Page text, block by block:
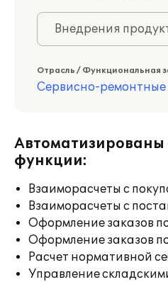
Внедрения
Отрасль / Функциональная
Сервисно-ремонтные
функции:
Взаиморасчеты с
Взаиморасчеты с
Оформление заказов
Оформление заказов
Расчет нормативной
Управление